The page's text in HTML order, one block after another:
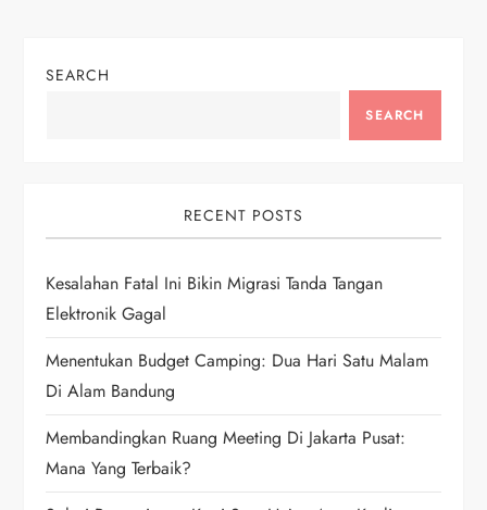
a
a
t
i
o
n
SEARCH
SEARCH
RECENT POSTS
Kesalahan Fatal Ini Bikin Migrasi Tanda Tangan
Elektronik Gagal
Menentukan Budget Camping: Dua Hari Satu Malam
Di Alam Bandung
Membandingkan Ruang Meeting Di Jakarta Pusat:
Mana Yang Terbaik?